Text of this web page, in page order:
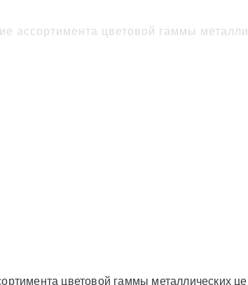
цветовой гаммы
цветовой гаммы металлических